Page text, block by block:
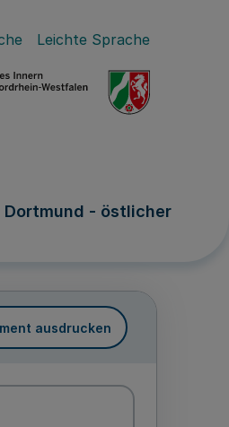
Leichte Sprache
Dortmund - östlicher
ausdrucken